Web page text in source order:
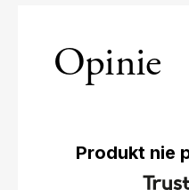
Opinie
Produkt nie